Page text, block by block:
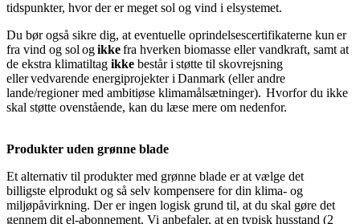
tidspunkter, hvor der er meget sol og vind i elsystemet.
Du bør også sikre dig, at eventuelle oprindelsescertifikaterne kun er
fra vind og sol ogikkefra hverken biomasse eller vandkraft, samt at
de ekstra klimatiltag ikke består i støtte til skovrejsning
eller vedvarende energiprojekter i Danmark (eller andre
lande/regioner med ambitiøse klimamålsætninger). Hvorfor du ikke
skal støtte ovenstående, kan du læse mere om nedenfor.
Produkter uden grønne blade
Et alternativ til produkter med grønne blade er at vælge det
billigste elprodukt og så selv kompensere for din klima- og
miljøpåvirkning. Der er ingen logisk grund til, at du skal gøre det
gennem dit el-abonnement. Vi anbefaler, at en typisk husstand (2